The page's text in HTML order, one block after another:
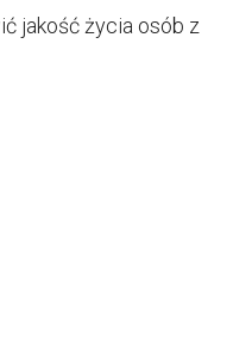
jakość życia osób z